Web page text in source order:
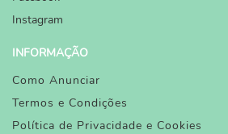
Instagram
INFORMAÇÃO
Como Anunciar
Termos e Condições
Política de Privacidade e Cookies